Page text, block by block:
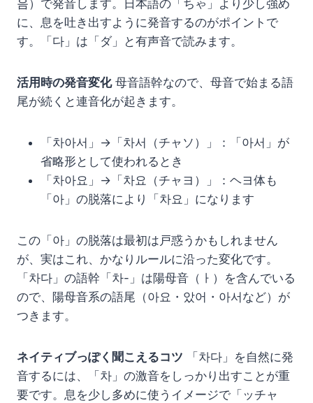
음）で発音します。日本語の「ちゃ」より少し強め
に、息を吐き出すように発音するのがポイントで
す。「다」は「ダ」と有声音で読みます。
活用時の発音変化母音語幹なので、母音で始まる語
尾が続くと連音化が起きます。
「차아서」→「차서（チャソ）」：「아서」が
省略形として使われるとき
「차아요」→「차요（チャヨ）」：ヘヨ体も
「아」の脱落により「차요」になります
この「아」の脱落は最初は戸惑うかもしれません
が、実はこれ、かなりルールに沿った変化です。
「차다」の語幹「차-」は陽母音（ㅏ）を含んでいる
ので、陽母音系の語尾（아요・았어・아서など）が
つきます。
ネイティブっぽく聞こえるコツ 「차다」を自然に発
音するには、「차」の激音をしっかり出すことが重
要です。息を少し多めに使うイメージで「ッチャ